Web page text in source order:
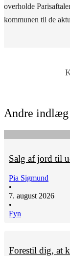
overholde
kommunen til de
Andre indlæg
Salg af jord til
Pia Sigmund
•
7. august 2026
•
Fyn
Forestil dig, at